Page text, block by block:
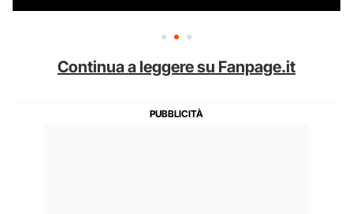
Continua a leggere su Fanpage.it